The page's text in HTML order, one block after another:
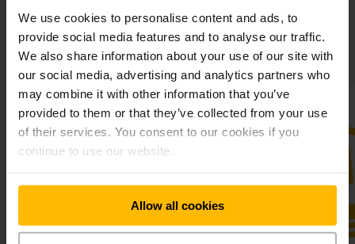
We use cookies to personalise content and ads, to
provide social media features and to analyse our traffic.
We also share information about your use of our site with
our social media, advertising and analytics partners who
may combine it with other information that you’ve
provided to them or that they’ve collected from your use
of their services. You consent to our cookies if you
continue to use our website.
Allow all cookies
Orogel ja Jungheinrich yhteistyö
pähinkänkuoressa